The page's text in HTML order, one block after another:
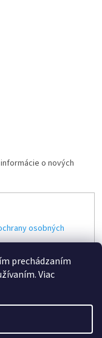
prechádzaním
Viac
o nových
osobných